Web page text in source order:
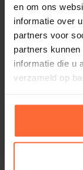
en om ons
informatie over
partners voor
partners
informatie die u
verzameld op